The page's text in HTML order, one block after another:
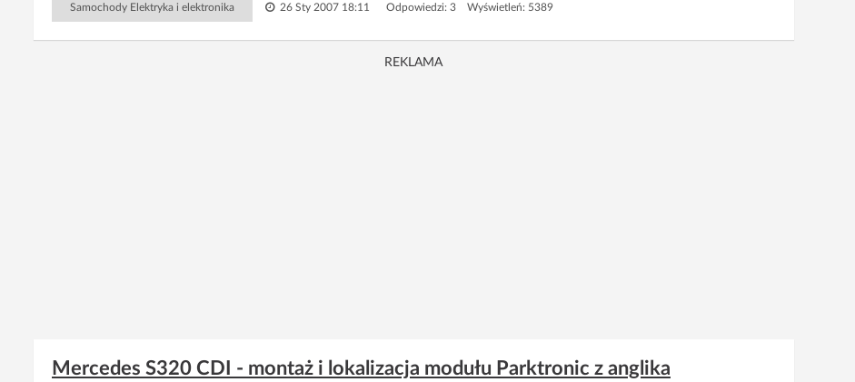
Samochody Elektryka i elektronika 26 Sty 2007 18:11 Odpowiedzi: 3 Wyświetleń: 5389
REKLAMA
Mercedes S320 CDI - montaż i lokalizacja modułu Parktronic z anglika